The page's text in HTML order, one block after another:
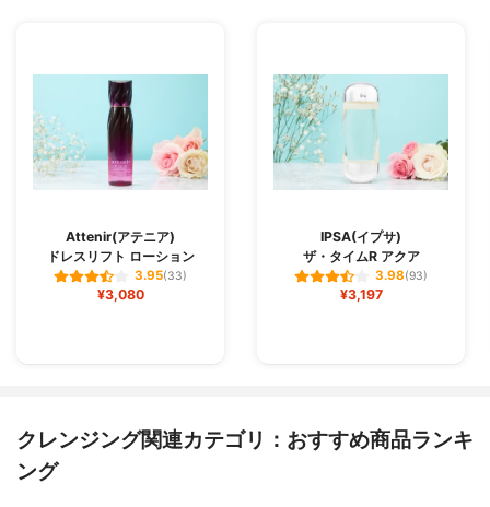
Attenir(アテニア)
ドレスリフト ローション
3.95(33)
¥3,080
IPSA(イプサ)
ザ・タイムR アクア
3.98(93)
¥3,197
クレンジング関連カテゴリ：おすすめ商品ランキ
ング